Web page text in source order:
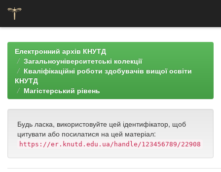
navigationЕлектронний архів КНУТД
Загальноуніверситетські колекції
Кваліфікаційні роботи здобувачів вищої освіти
КНУТД
Магістерський рівень
Будь ласка, використовуйте цей ідентифікатор, щоб
цитувати або посилатися на цей матеріал:
https://er.knutd.edu.ua/handle/123456789/22908